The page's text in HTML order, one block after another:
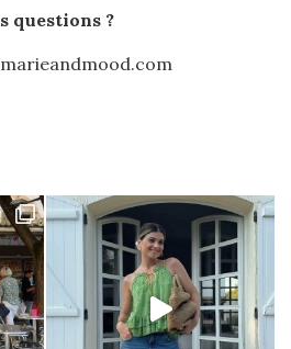
questions ?